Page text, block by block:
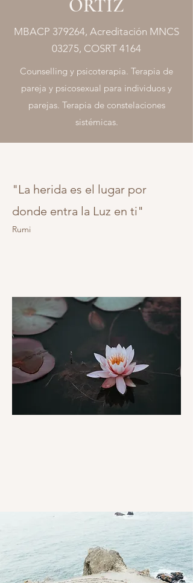
ORTIZ
MBACP 379264, Acreditación MNCS
03275, COSRT 4164
Counselling y psicoterapia. Terapia de
pareja y psicosexual para individuos y
parejas. Terapia de constelaciones
sistémicas.
"La herida es el lugar por
donde entra la Luz en ti"
Rumi